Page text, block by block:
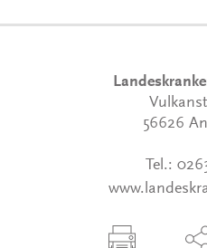
56626
Tel.: